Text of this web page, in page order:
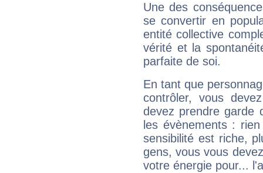
Une des
se convertir en
entité collective
vérité et la
parfaite de soi.
En tant que
contrôler, vous
devez prendre garde
les évènements :
sensibilité est riche,
gens, vous vous
votre énergie pour...